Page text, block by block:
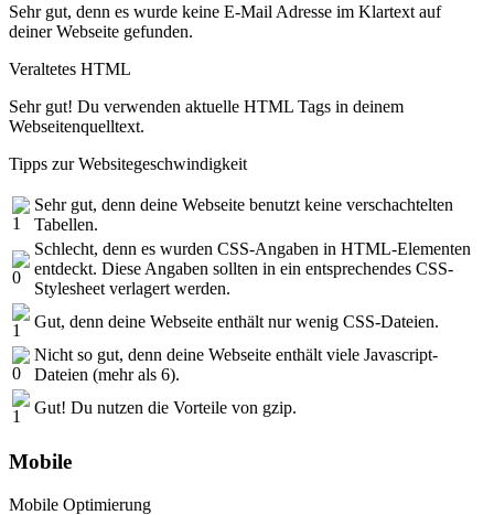
Sehr gut, denn es wurde keine E-Mail Adresse im Klartext auf
deiner Webseite gefunden.
Veraltetes HTML
Sehr gut! Du verwenden aktuelle HTML Tags in deinem
Webseitenquelltext.
Tipps zur Websitegeschwindigkeit
Sehr gut, denn deine Webseite benutzt keine verschachtelten
Tabellen.
Schlecht, denn es wurden CSS-Angaben in HTML-Elementen
entdeckt. Diese Angaben sollten in ein entsprechendes CSS-
Stylesheet verlagert werden.
Gut, denn deine Webseite enthält nur wenig CSS-Dateien.
Nicht so gut, denn deine Webseite enthält viele Javascript-
Dateien (mehr als 6).
Gut! Du nutzen die Vorteile von gzip.
Mobile
Mobile Optimierung